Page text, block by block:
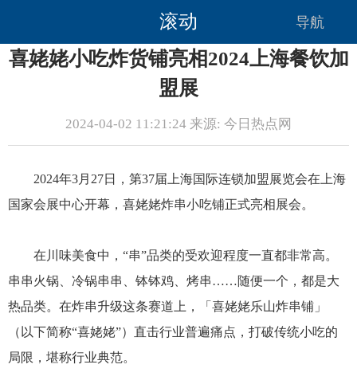
滚动 导航
喜姥姥小吃炸货铺亮相2024上海餐饮加
盟展
2024-04-02 11:21:24 来源: 今日热点网
2024年3月27日，第37届上海国际连锁加盟展览会在上海
国家会展中心开幕，喜姥姥炸串小吃铺正式亮相展会。
在川味美食中，“串”品类的受欢迎程度一直都非常高。
串串火锅、冷锅串串、钵钵鸡、烤串……随便一个，都是大
热品类。在炸串升级这条赛道上，「喜姥姥乐山炸串铺」
（以下简称“喜姥姥”）直击行业普遍痛点，打破传统小吃的
局限，堪称行业典范。